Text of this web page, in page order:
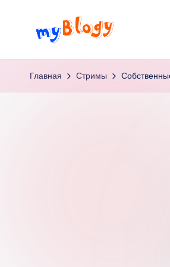
Перейти
M
y
Главная Стримы